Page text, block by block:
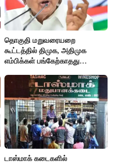
தொகுதி மறுவரையறை
கூட்டத்தில் திமுக, அதிமுக
எம்பிக்கள் பங்கேற்காதது
டாஸ்மாக் கடைகளில்